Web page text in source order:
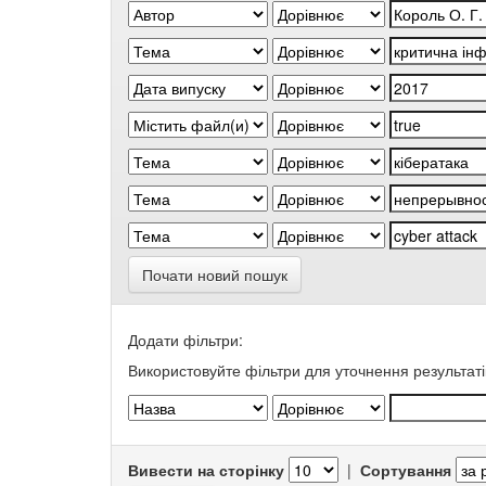
Почати новий пошук
Додати фільтри:
Використовуйте фільтри для уточнення
Вивести на сторінку | Сортування